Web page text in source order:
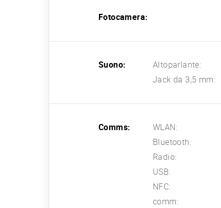
Fotocamera:
Suono: Altoparlante:
Jack da 3,5 mm:
Comms: WLAN:
Bluetooth:
Radio:
USB:
NFC:
comm: